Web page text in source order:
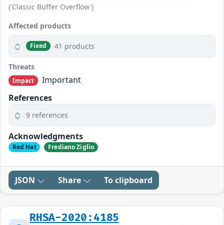
('Classic Buffer Overflow')
Affected products
Fixed 41 products
Threats
Impact
Important
References
9 references
Acknowledgments
Red Hat Frediano Ziglio
JSON Share To clipboard
RHSA-2020:4185